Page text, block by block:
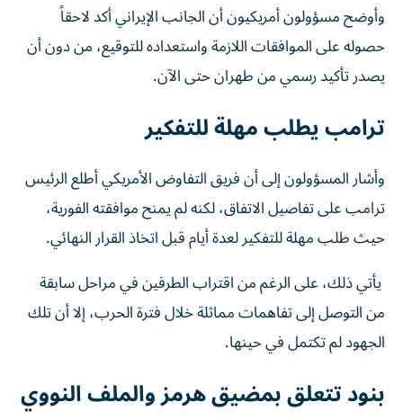
وأوضح مسؤولون أمريكيون أن الجانب الإيراني أكد لاحقاً
حصوله على الموافقات اللازمة واستعداده للتوقيع، من دون أن
يصدر تأكيد رسمي من طهران حتى الآن.
ترامب يطلب مهلة للتفكير
وأشار المسؤولون إلى أن فريق التفاوض الأمريكي أطلع الرئيس
ترامب على تفاصيل الاتفاق، لكنه لم يمنح موافقته الفورية،
حيث طلب مهلة للتفكير لعدة أيام قبل اتخاذ القرار النهائي.
يأتي ذلك، على الرغم من اقتراب الطرفين في مراحل سابقة
من التوصل إلى تفاهمات مماثلة خلال فترة الحرب، إلا أن تلك
الجهود لم تكتمل في حينها.
بنود تتعلق بمضيق هرمز والملف النووي